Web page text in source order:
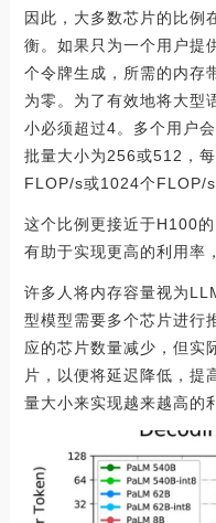
因此，大多数芯片的比例
衡。如果只为一个用户提
个令牌生成，所需的内存
为零。为了有效地将大型
小必须超过4。多个用户
批量大小为256或512，
FLOP/s或1024个FLOP/s
这个比例更接近于H100
有助于实现更高的利用率
许多人将内存容量视为
型模型需要多个芯片进行
应的芯片数量减少，但实
片，以便将延迟降低，提
量大小来实现越来越高的